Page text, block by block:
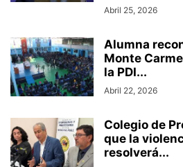
Abril 25, 2026
Alumna
Monte
la PDI...
Abril 22, 2026
Colegio de
que la
resolverá...